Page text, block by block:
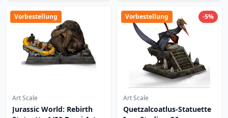
Vorbestellung
Art Scale
Jurassic World: Rebirth
-5%
Vorbestellung
Art Scale
Quetzalcoatlus-Statuette